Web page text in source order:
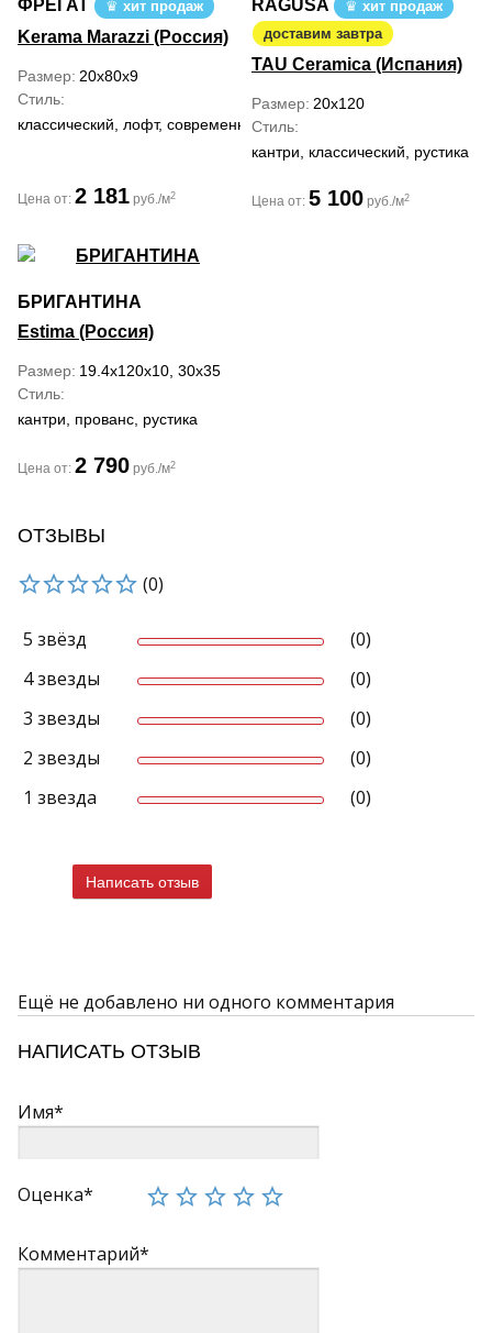
ФРЕГАТ хит продаж
Kerama Marazzi (Россия)
Размер 20x80x9
Стиль
классический, лофт, современный
Цена от: 2 181 руб./м2
RAGUSA
хит продаж
доставим завтра
TAU Ceramica (Испания)
Размер 20x120
Стиль
кантри, классический, рустика
Цена от: 5 100 руб./м2
БРИГАНТИНА
Estima (Россия)
Размер 19.4x120x10, 30x35
Стиль
кантри, прованс, рустика
Цена от: 2 790 руб./м2
ОТЗЫВЫ
(0)
5 звёзд
(0)
4 звезды
(0)
3 звезды
(0)
2 звезды
(0)
1 звезда
(0)
Написать отзыв
Ещё не добавлено ни одного комментария
НАПИСАТЬ ОТЗЫВ
Имя*
Оценка*
Комментарий*